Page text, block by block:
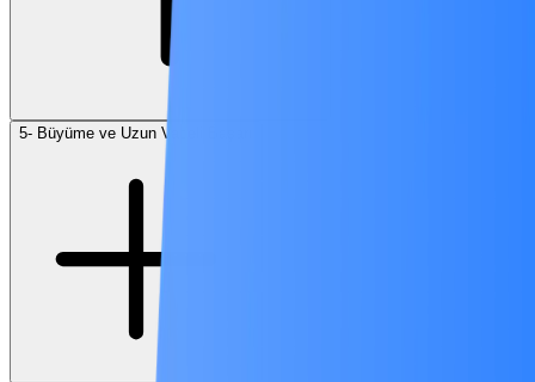
5- Büyüme ve Uzun Vadeli Başarı